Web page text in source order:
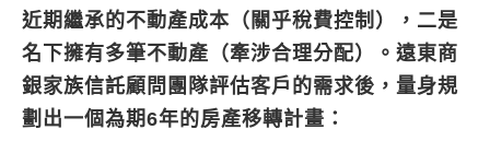
近期繼承的不動產成本（關乎稅費控制），二是
名下擁有多筆不動產（牽涉合理分配）。遠東商
銀家族信託顧問團隊評估客戶的需求後，量身規
劃出一個為期6年的房產移轉計畫：